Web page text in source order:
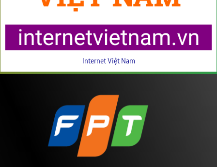
Internet Việt Nam